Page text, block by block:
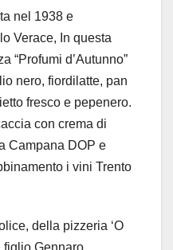
nel 1938 e
Verace, In questa
“Profumi d’Autunno”
nero, fiordilatte, pan
fresco e pepenero.
con crema di
Campana DOP e
i vini Trento
della pizzeria ‘O